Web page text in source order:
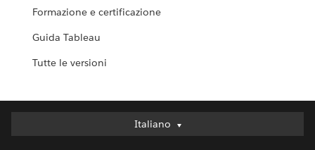
Formazione e certificazione
Guida Tableau
Tutte le versioni
Italiano
Italiano